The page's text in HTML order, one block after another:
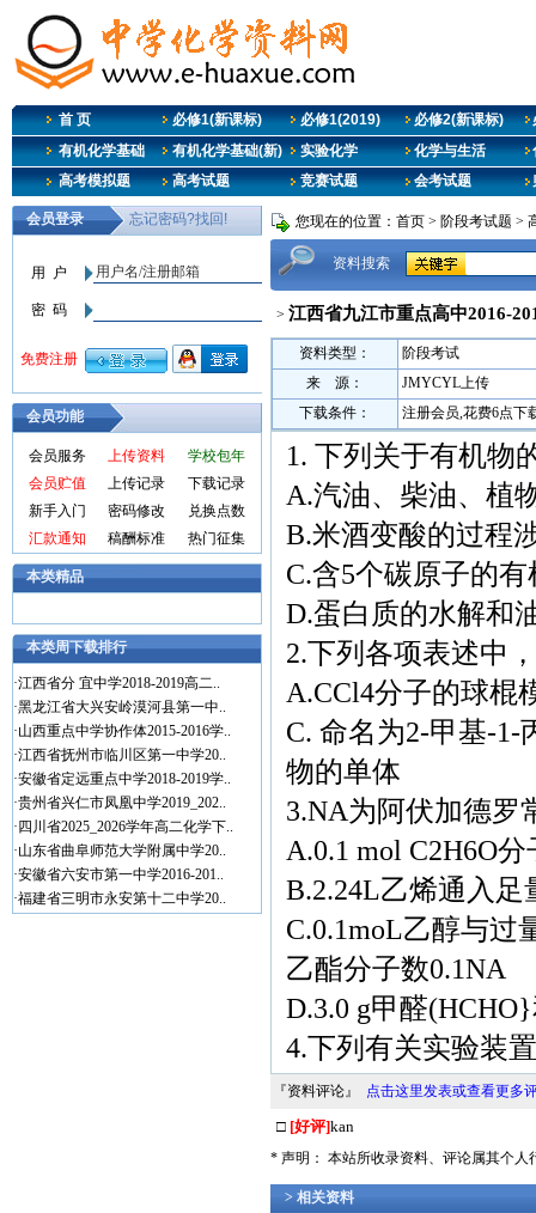
首 页 必修1(新课标) 必修1(2019) 必修2(新课标)
有机化学基础
有机化学基础(新) 实验化学 化学与生活
高考模拟题
高考试题 竞赛试题 会考试题
会员功能
会员服务 上传资料
学校包年
会员贮值
上传记录
下载记录
新手入门
密码修改
兑换点数
汇款通知
稿酬标准 热门征集
本类精品
本类周下载排行
·江西省分 宜中学2018-2019高二..
·黑龙江省大兴安岭漠河县第一中..
·山西重点中学协作体2015-2016学..
·江西省抚州市临川区第一中学20..
·安徽省定远重点中学2018-2019学..
·贵州省兴仁市凤凰中学2019_202..
· 四川省2025_2026学年高二化学下..
·山东省曲阜师范大学附属中学20..
·安徽省六安市第一中学2016-201..
·福建省三明市永安第十二中学20..
您现在的位置： 首页 > 阶段考试题 >
资料搜索
> 江西省九江市重点高中2016-
资料类型：
阶段考试
来 源：
JMYCYL上传
下载条件：
注册会员,花费6点下
1. 下列关于有机物
A.汽油、柴油、植
B.米酒变酸的过程
C.含5个碳原子的
D.蛋白质的水解和
2.下列各项表述中
A.CCl4分子的球棍
C. 命名为2-甲基-
物的单体
3.NA为阿伏加德罗
A.0.1 mol C2H6O
B.2.24L乙烯通入
C.0.1moL乙醇与过
乙酯分子数0.1NA
D.3.0 g甲醛
4.下列有关实验装
『资料评论』 点击这里发表或查看更多
□ [好评]kan
* 声明： 本站所收录资料、评论属其个人
> 相关资料